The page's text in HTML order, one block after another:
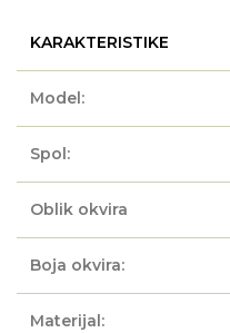
KARAKTERISTIKE
Model:
Spol:
Oblik okvira
Boja okvira:
Materijal: